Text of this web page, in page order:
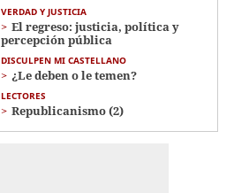
VERDAD Y JUSTICIA
El regreso: justicia, política y
percepción pública
DISCULPEN MI CASTELLANO
¿Le deben o le temen?
LECTORES
Republicanismo (2)